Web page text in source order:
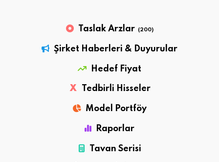
Taslak Arzlar (200)
Şirket Haberleri & Duyurular
Hedef Fiyat
X Tedbirli Hisseler
Model Portföy
Raporlar
Tavan Serisi